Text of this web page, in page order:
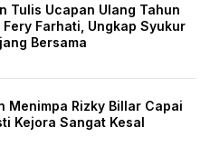
Tulis Ucapan Ulang Tahun
Farhati, Ungkap Syukur
Bersama
Menimpa Rizky Billar Capai
Kejora Sangat Kesal